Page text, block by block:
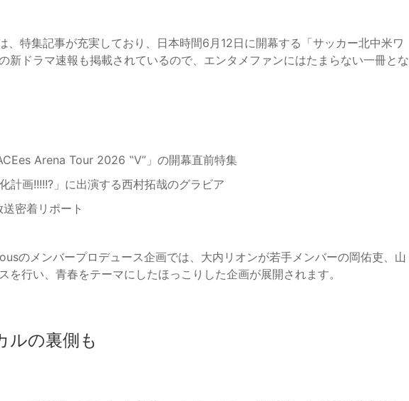
、特集記事が充実しており、日本時間6月12日に開幕する「サッカー北中米ワ
新ドラマ速報も掲載されているので、エンタメファンにはたまらない一冊とな
Arena Tour 2026 ‟V”」の開幕直前特集
計画!!!!!?」に出演する西村拓哉のグラビア
密着リポート
のメンバープロデュース企画では、大内リオンが若手メンバーの岡佑吏、山
を行い、青春をテーマにしたほっこりした企画が展開されます。
ルの裏側も